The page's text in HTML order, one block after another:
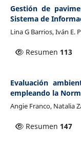
Gestión de
Sistema de
Lina G Barrios, Iván E.
Resumen 113
Evaluación
empleando la
Angie Franco, Natalia
Resumen 147